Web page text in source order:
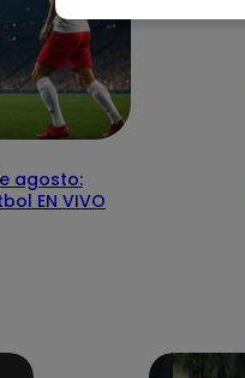
agosto:
EN VIVO